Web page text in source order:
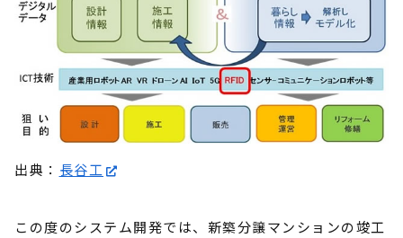
出典： 長谷工
この度のシステム開発では、新築分譲マンションの竣工